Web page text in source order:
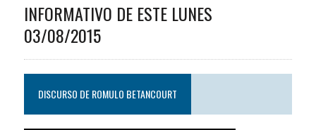
INFORMATIVO DE ESTE LUNES
03/08/2015
DISCURSO DE ROMULO BETANCOURT